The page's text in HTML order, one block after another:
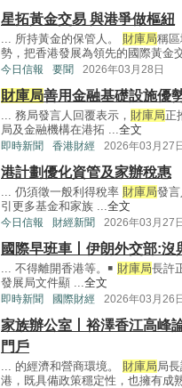
星拓黃金交易 與港爭做樞紐
... 所持黃金的保管人。 財庫局稱
勢，把香港發展為領先的國際黃金
今日信報 要聞 2026年03月28日
財庫局善用金融基礎設施優
... 務局發言人回覆表示， 財庫局正
局及金融機構在港拓 ...全文
即時新聞 香港財經 2026年03月27日
港計劃優化資管及家辦稅惠
... 仍須徵一般利得稅率 財庫局發
引更多基金和家族 ...全文
今日信報 財經新聞 2026年03月27日
國際早班車丨伊朗外交部:
... 不得離開香港等。￭ 財庫局長許
發展局文件顯 ...全文
即時新聞 國際財經 2026年03月26日
家族辦公室丨裕澤香江高峰
門戶
... 的經濟和營商環境。 財庫局局
港，既具備政策穩定性，也擁有成